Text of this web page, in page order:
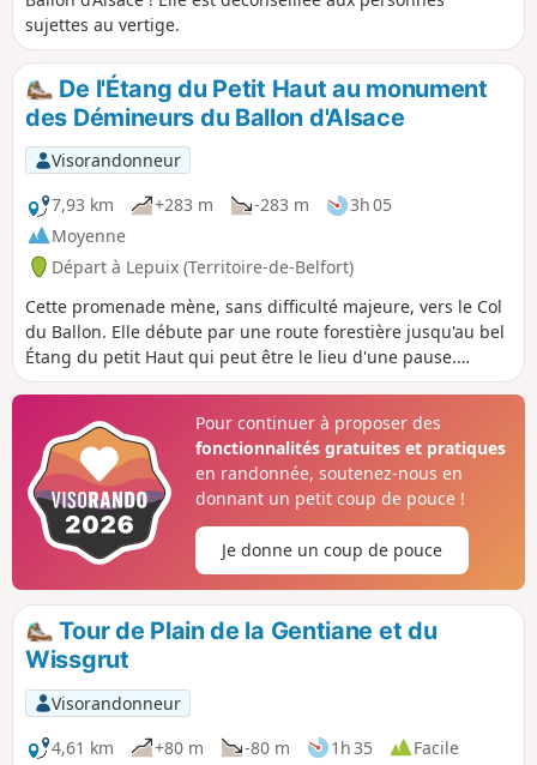
sujettes au vertige.
De l'Étang du Petit Haut au monument
des Démineurs du Ballon d'Alsace
Visorandonneur
7,93 km
+283 m -283 m
3h 05
Moyenne
Départ à Lepuix (Territoire-de-Belfort)
Cette promenade mène, sans difficulté majeure, vers le Col
du Ballon. Elle débute par une route forestière jusqu'au bel
Étang du petit Haut qui peut être le lieu d'une pause.
Ensuite, à travers la forêt ombragée des Fagnes, elle mène
trône un monument dédié à ceux-ci .
Pour continuer à proposer des
fonctionnalités gratuites et pratiques
en randonnée, soutenez-nous en
donnant un petit coup de pouce !
Je donne un coup de pouce
Tour de Plain de la Gentiane et du
Wissgrut
Visorandonneur
4,61 km
+80 m -80 m 1h 35
Facile